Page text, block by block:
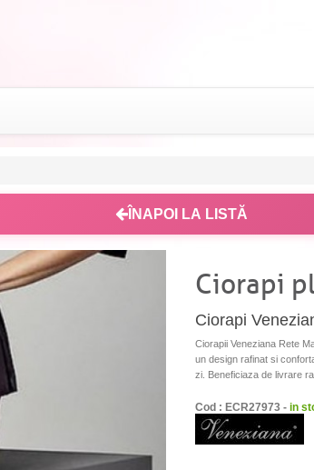
ÎNAPOI LA LISTĂ
Ciorapi
Ciorapi
Ciorapii Veneziana Rete
un design rafinat si
zi. Beneficiaza de livrare
Cod : ECR27973 - in